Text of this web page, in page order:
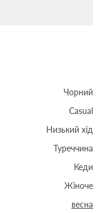
Чорний
Casual
Низький хід
Туреччина
Кеди
Жіноче
весна